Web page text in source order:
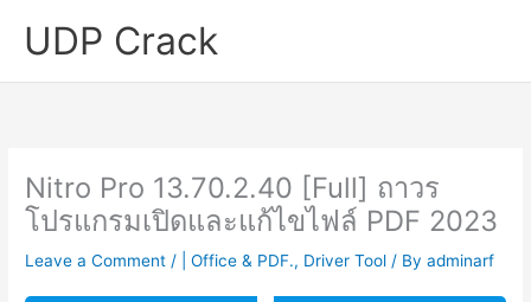
UDP Crack
Nitro Pro 13.70.2.40 [Full] ถาวร
โปรแกรมเปิดและแก้ไขไฟล์ PDF 2023
Leave a Comment / | Office & PDF., Driver Tool / Byadminarf